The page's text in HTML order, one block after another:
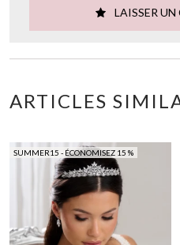
LAISSER
ARTICLES
SUMMER15 - ÉCONOMISEZ 15 %